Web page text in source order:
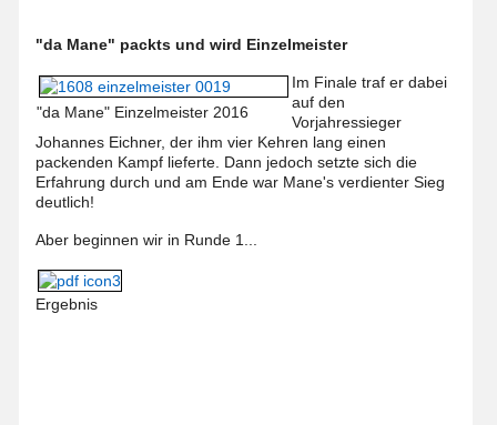
"da Mane" packts und wird Einzelmeister
"da Mane" Einzelmeister 2016
Im Finale traf er dabei
auf den
Vorjahressieger
Johannes Eichner, der ihm vier Kehren lang einen
packenden Kampf lieferte. Dann jedoch setzte sich die
Erfahrung durch und am Ende war Mane's verdienter Sieg
deutlich!
Aber beginnen wir in Runde 1...
Ergebnis